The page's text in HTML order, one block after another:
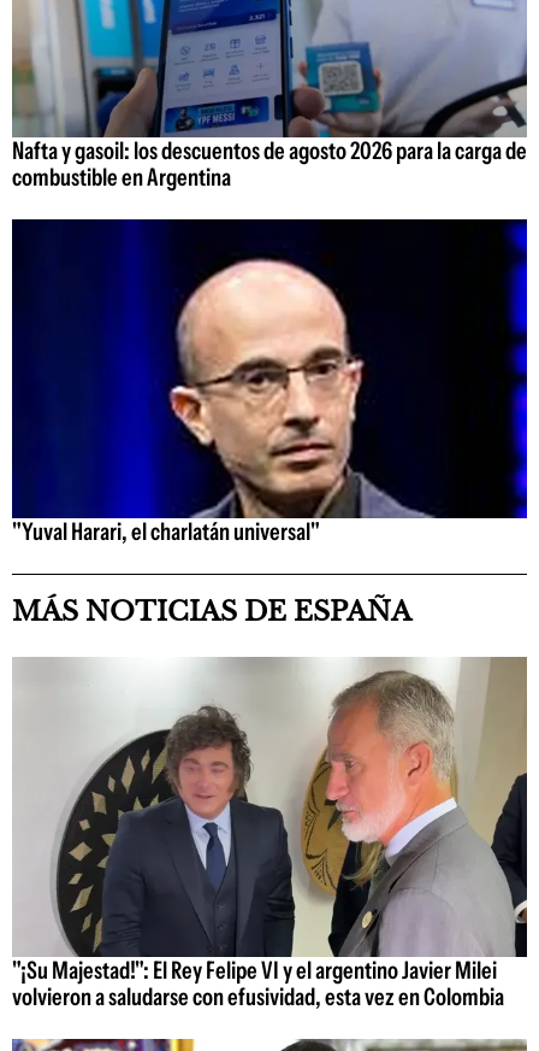
Nafta y gasoil: los descuentos de agosto 2026 para la carga de
combustible en Argentina
"Yuval Harari, el charlatán universal"
MÁS NOTICIAS DE ESPAÑA
"¡Su Majestad!": El Rey Felipe VI y el argentino Javier Milei
volvieron a saludarse con efusividad, esta vez en Colombia